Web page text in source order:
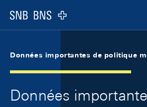
Logo
Données importantes de politique
Données